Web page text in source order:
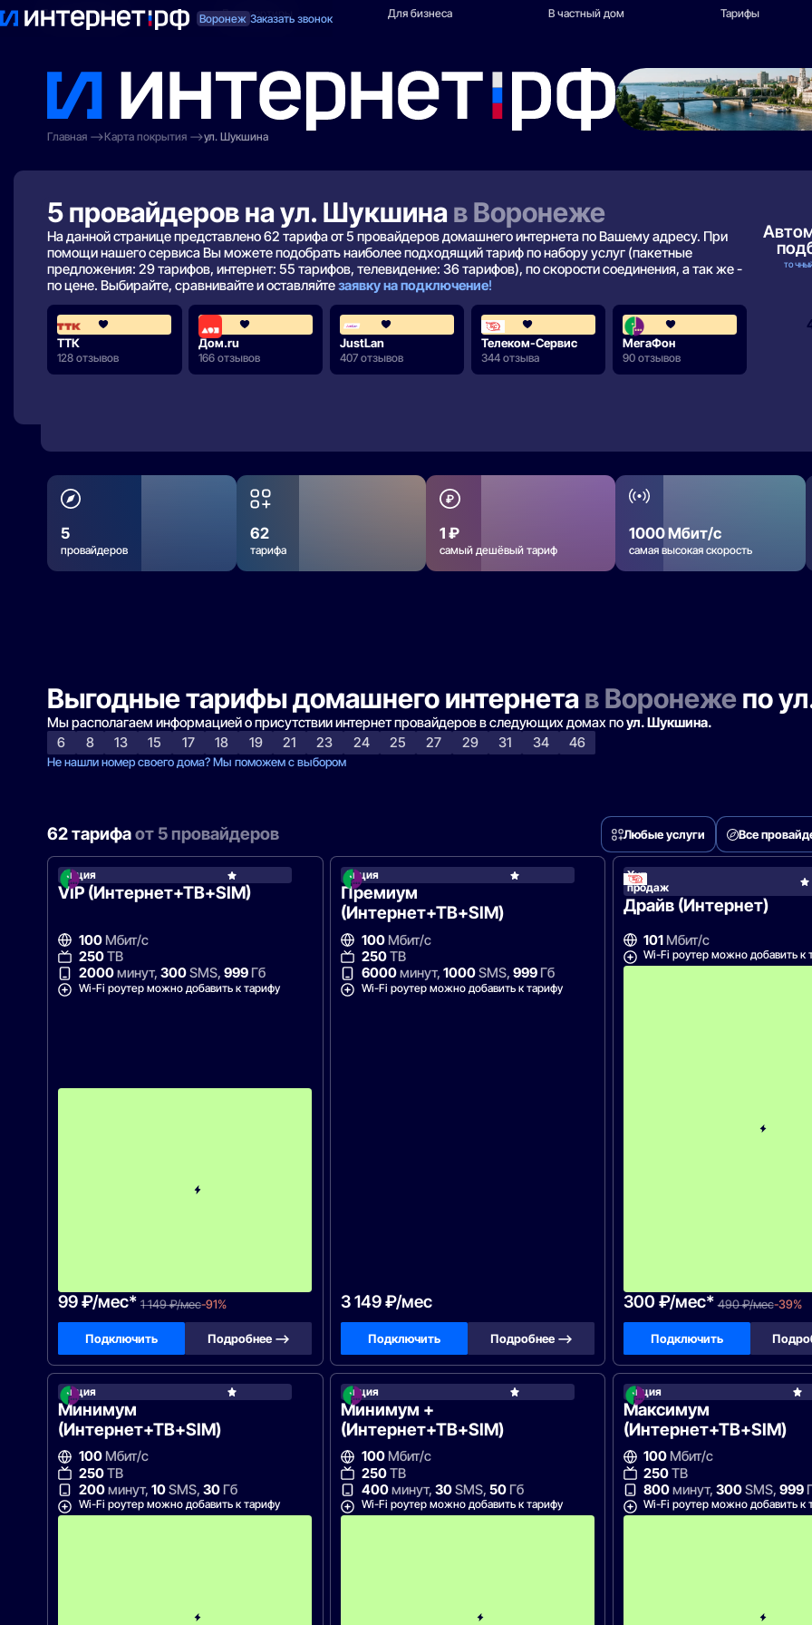
Воронеж Заказать звонок
Поиск по адресу Для квартиры Для бизнеса В частный дом Тарифы
Главная
Карта покрытия ул. Шукшина
5 провайдеров на ул. Шукшинав Воронеже
На данной странице представлено 62 тарифа от 5 провайдеров домашнего интернета по Вашему адресу. При
помощи нашего сервиса Вы можете подобрать наиболее подходящий тариф по набору услуг (пакетные
предложения: 29 тарифов, интернет: 55 тарифов, телевидение: 36 тарифов), по скорости соединения, а так же -
по цене. Выбирайте, сравнивайте и оставляйтезаявку на подключение!
4.2
ТТК
128 отзывов
4.3
Дом.ru
166 отзывов
4.5
JustLan
407 отзывов
5.0
Телеком-Сервис
344 отзыва
МегаФон
90 отзывов
5
провайдеров
62
тарифа
1 ₽
самый дешёвый тариф
1000 Мбит/с
самая высокая скорость
Выгодные тарифы домашнего интернетав Воронежепо
Мы располагаем информацией о присутствии интернет провайдеров в следующих домах поул. Шукшина.
6
8 13 15 17 18 19 21 23 24 25 27 29 31 34 46
Не нашли номер своего дома? Мы поможем с выбором
62 тарифаот 5 провайдеров Любые услуги Все
Акция МегаФон
VIP (Интернет+ТВ+SIM)
100Мбит/с
250ТВ
2000минут, 300SMS, 999Гб
Wi-Fi роутер можно добавить к тарифу
99 ₽/мес* 1 149 ₽/мес-91%
Подключить Подробнее —>
Акция
Премиум
(Интернет+ТВ+SIM)
100Мбит/с
250ТВ
6000минут, 1000SMS, 999Гб
Wi-Fi роутер можно добавить к тарифу
3 149 ₽/мес
Подключить Подробнее —>
Хит
продаж
Драйв (Интернет)
101 Мбит/с
Wi-Fi роутер можно добавить к
300 ₽/мес* 490 ₽/мес-39%
Подключить
Акция МегаФон
Минимум
(Интернет+ТВ+SIM)
100Мбит/с
250ТВ
200минут, 10SMS, 30Гб
Wi-Fi роутер можно добавить к тарифу
С
Акция МегаФон
Минимум +
(Интернет+ТВ+SIM)
100Мбит/с
250ТВ
400минут, 30SMS, 50Гб
Wi-Fi роутер можно добавить к тарифу
Акция
Максимум
(Интернет+ТВ+SIM)
100 Мбит/с
250ТВ
800минут,300SMS,999
Wi-Fi роутер можно добавить к